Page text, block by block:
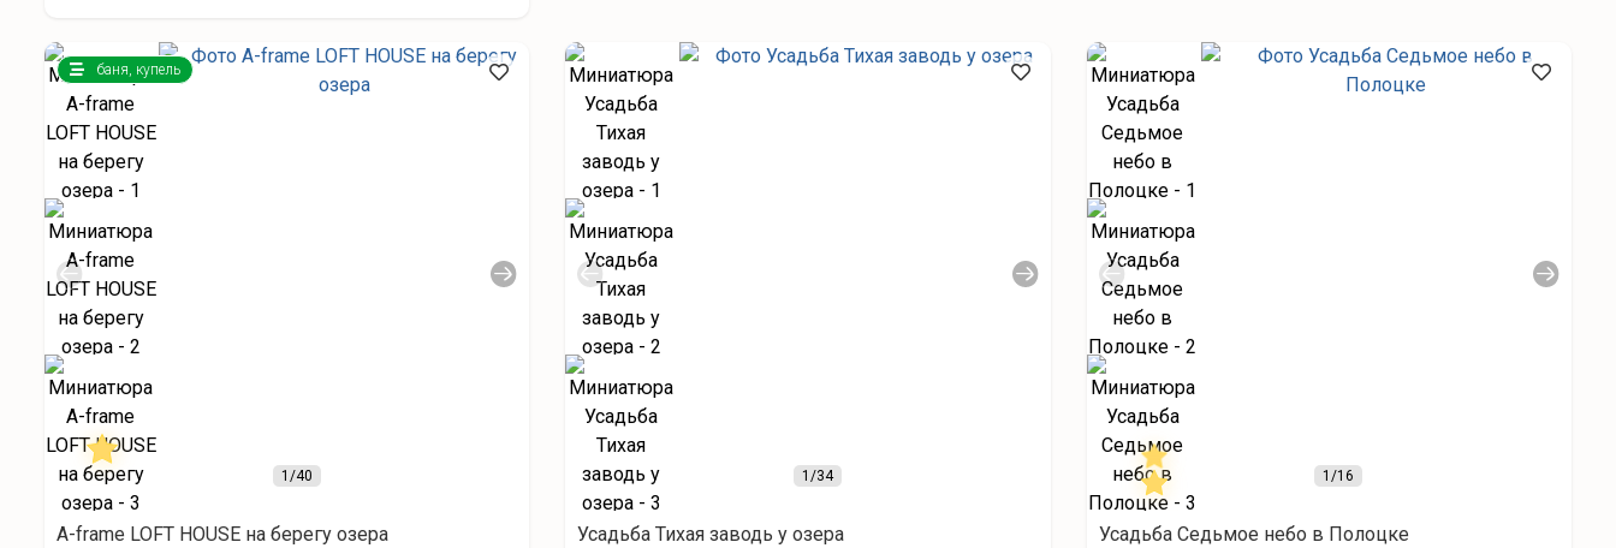
1 /40
баня, купель
A-frame LOFT HOUSE на берегу озера
1/34
Усадьба Тихая заводь у озера
1/16
Усадьба Седьмое небо в Полоцке